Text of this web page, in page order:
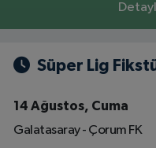
Süper Lig
14 Ağustos, Cuma
Galatasaray - Çorum FK